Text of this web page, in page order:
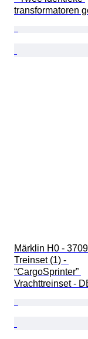
transformatoren
Märklin H0 -
Treinset (1) -
“CargoSprinter”
Vrachttreinset -